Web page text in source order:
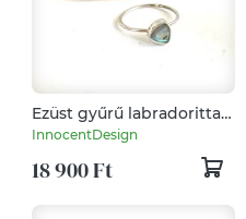
Ezüst gyűrű labradorittal
56-os méret
InnocentDesign
18 900 Ft